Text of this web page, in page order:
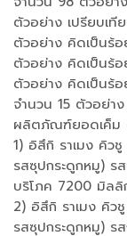
ตัวอย่าง เปรียบเที
ตัวอย่าง คิดเป็นร้
ตัวอย่าง คิดเป็นร้
ตัวอย่าง คิดเป็นร้
จำนวน 15 ตัวอย่
ผลิตภัณฑ์ยอดเค็ม
1) อิสึกิ ราเมง คิวชู
รสซุปกระดูกหมู)
บริโภค 7200 มิลลิ
2) อิสึกิ ราเมง คิว
รสซุปกระดูกหมู)